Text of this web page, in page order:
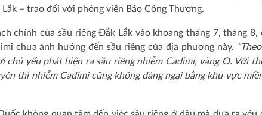
– trao đổi với phóng viên Báo Công Thương.
chính của sầu riêng Đắk Lắk vào khoảng tháng 7, tháng 8,
chưa ảnh hưởng đến sầu riêng của địa phương này.
yếu phát hiện ra sầu riêng nhiễm Cadimi, vàng O. Với
thì nhiễm Cadimi cũng không đáng ngại bằng khu vực miền